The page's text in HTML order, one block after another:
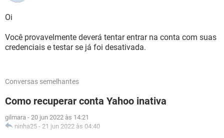
Oi
Você provavelmente deverá tentar entrar na conta com suas
credenciais e testar se já foi desativada.
Conversas semelhantes
Como recuperar conta Yahoo inativa
gilmara - 20 jun 2022 às 14:21
ninha25 - 21 jun 2022 às 04:40